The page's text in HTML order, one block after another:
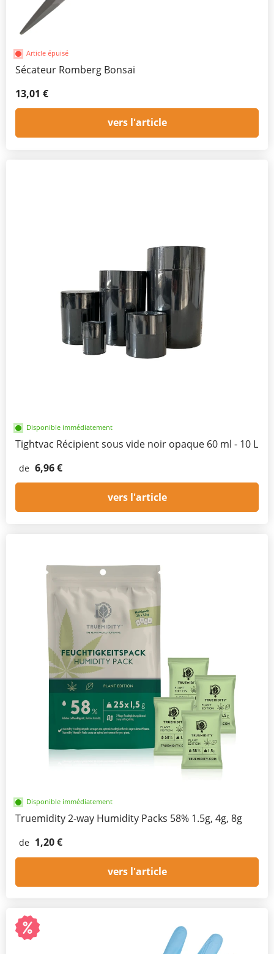
Article épuisé
Sécateur Romberg Bonsai
13,01 €
vers l'article
Disponible immédiatement
Tightvac Récipient sous vide noir opaque 60 ml - 10 L
de 6,96 €
vers l'article
Disponible immédiatement
Truemidity 2-way Humidity Packs 58% 1.5g, 4g, 8g
de 1,20 €
vers l'article